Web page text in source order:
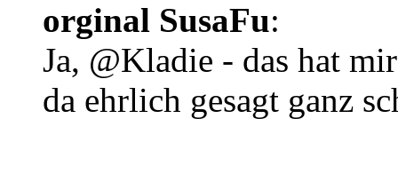
orginal SusaFu:
Ja, @Kladie - das hat
da ehrlich gesagt ganz